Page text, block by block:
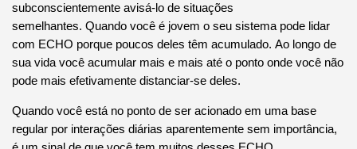
subconscientemente avisá-lo de situações
semelhantes. Quando você é jovem o seu sistema pode lidar
com ECHO porque poucos deles têm acumulado. Ao longo de
sua vida você acumular mais e mais até o ponto onde você não
pode mais efetivamente distanciar-se deles.
Quando você está no ponto de ser acionado em uma base
regular por interações diárias aparentemente sem importância,